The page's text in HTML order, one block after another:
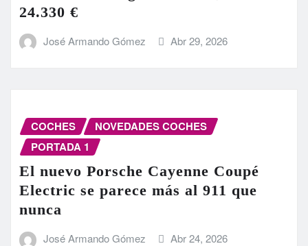
24.330 €
José Armando Gómez Abr 29, 2026
COCHES
NOVEDADES COCHES
PORTADA 1
El nuevo Porsche Cayenne Coupé
Electric se parece más al 911 que
nunca
José Armando Gómez Abr 24, 2026